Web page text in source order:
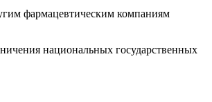
фармацевтическим компаниям
национальных государственных